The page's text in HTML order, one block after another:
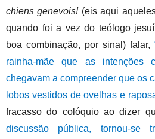
chiens genevois! (eis aqui
quando foi a vez do teólogo
boa combinação, por sinal) falar,
rainha-mãe que as intenções
chegavam a compreender que os
lobos vestidos de ovelhas e
fracasso do colóquio ao dizer
discussão pública, tornou-se